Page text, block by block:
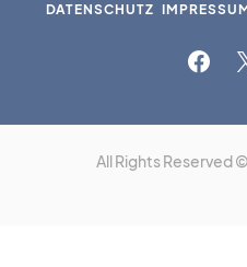
DATENSCHUTZ
All Rights Reserved